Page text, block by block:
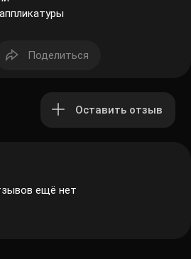
Поделиться
Оставить отзыв
ещё нет